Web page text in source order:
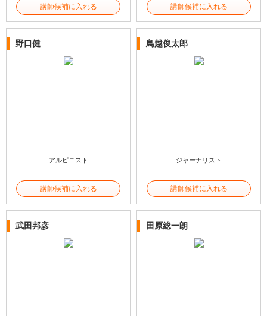
講師候補に入れる 講師候補に入れる
野口健
アルピニスト
講師候補に入れる
鳥越俊太郎
ジャーナリスト
講師候補に入れる
武田邦彦 田原総一朗